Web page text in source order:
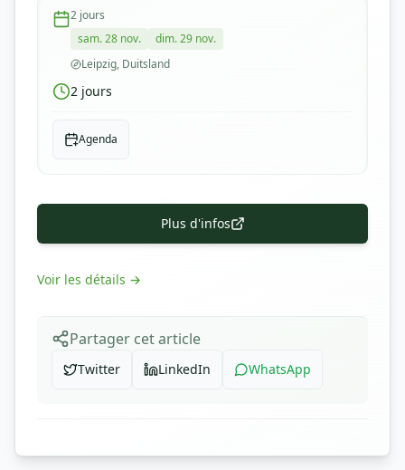
2 jours
sam. 28 nov.
dim. 29 nov.
Leipzig, Duitsland
2 jours
Agenda
Plus d'infos
Voir les détails →
Partager cet article
Twitter LinkedIn WhatsApp